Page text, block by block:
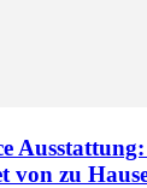
von zu